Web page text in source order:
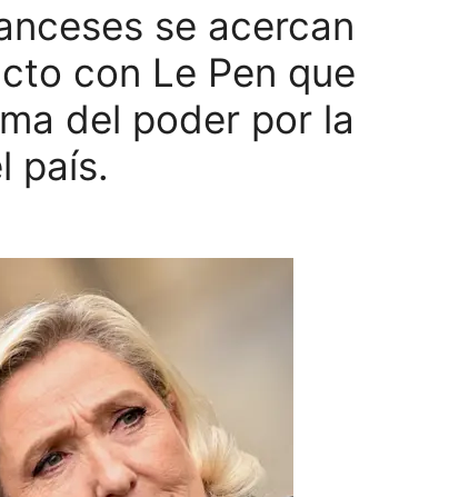
se acercan
con Le Pen que
del poder por la
país.